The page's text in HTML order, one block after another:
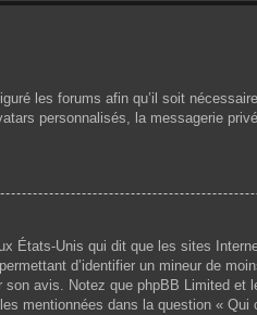
les forums afin qu’il soit
personnalisés, la messagerie
États-Unis qui dit que les sites
d’identifier un mineur de
avis. Notez que phpBB Limited
mentionnées dans la question «